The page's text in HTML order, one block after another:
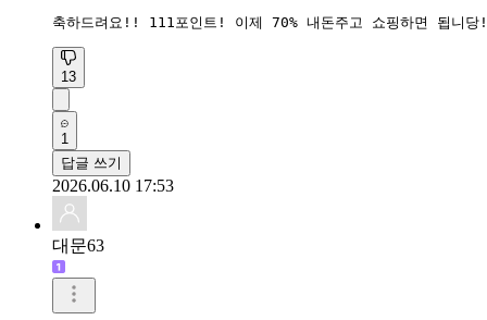
축하드려요!! 111포인트! 이제 70% 내돈주고 쇼핑하면 됩니
13
1
답글 쓰기
2026.06.10 17:53
대문63